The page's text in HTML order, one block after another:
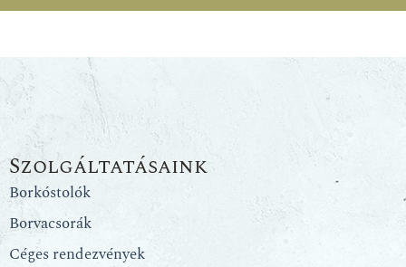
Szolgáltatásaink
Borkóstolók
Borvacsorák
Céges rendezvények